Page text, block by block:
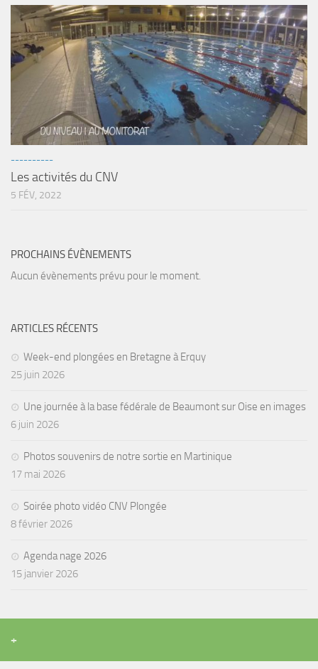
Initiateur
Moniteur Fédéral
Organisation
Responsables
Fosse
Sorties techniques
APNEE
SORTIES
Sorties 2024
Sorties 2023
Sorties 2021
Sorties 2019
sorties 2017
Formations
Vidéo
----------
Les activités du CNV
5 FÉV, 2022
PROCHAINS ÉVÈNEMENTS
Aucun évènements prévu pour le moment.
ARTICLES RÉCENTS
Week-end plongées en Bretagne à Erquy
25 juin 2026
Une journée à la base fédérale de Beaumont sur Oise en images
6 juin 2026
Photos souvenirs de notre sortie en Martinique
17 mai 2026
Soirée photo vidéo CNV Plongée
8 février 2026
Agenda nage 2026
15 janvier 2026
+